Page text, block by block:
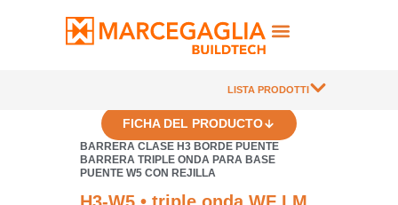
LISTA PRODOTTI
BARRERA CLASE H3 BORDE PUENTE
BARRERA TRIPLE ONDA PARA BASE
PUENTE W5 CON REJILLA
FICHA DEL PRODUCTO